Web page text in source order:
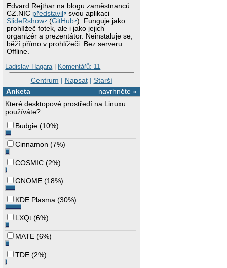
Edvard Rejthar na blogu zaměstnanců
CZ.NIC představil
svou aplikaci
SlideRshow
(GitHub ). Funguje jako
prohlížeč fotek, ale i jako jejich
organizér a prezentátor. Neinstaluje se,
běží přímo v prohlížeči. Bez serveru.
Offline.
Ladislav Hagara| Komentářů: 11
Centrum | Napsat| Starší
navrhněte »
Anketa
Které desktopové prostředí na Linuxu
používáte?
Budgie (10%)
Cinnamon (7%)
COSMIC (2%)
GNOME (18%)
KDE Plasma (30%)
LXQt (6%)
MATE (6%)
TDE (2%)